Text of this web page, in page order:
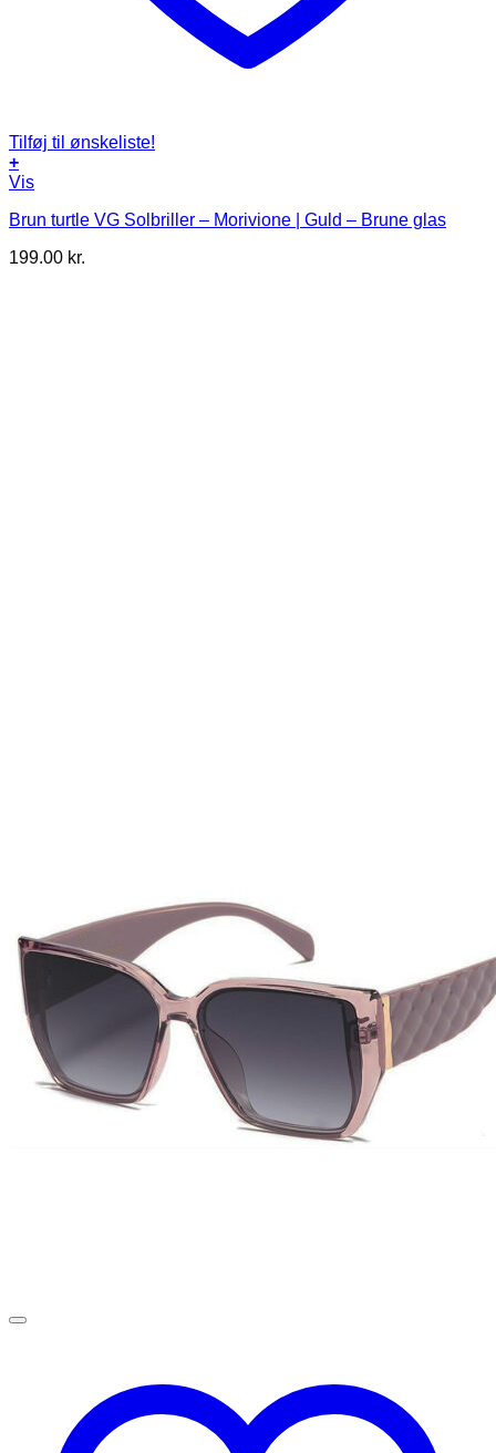
Tilføj til ønskeliste!
+
Vis
Brun turtle VG Solbriller – Morivione | Guld – Brune glas
199.00 kr.